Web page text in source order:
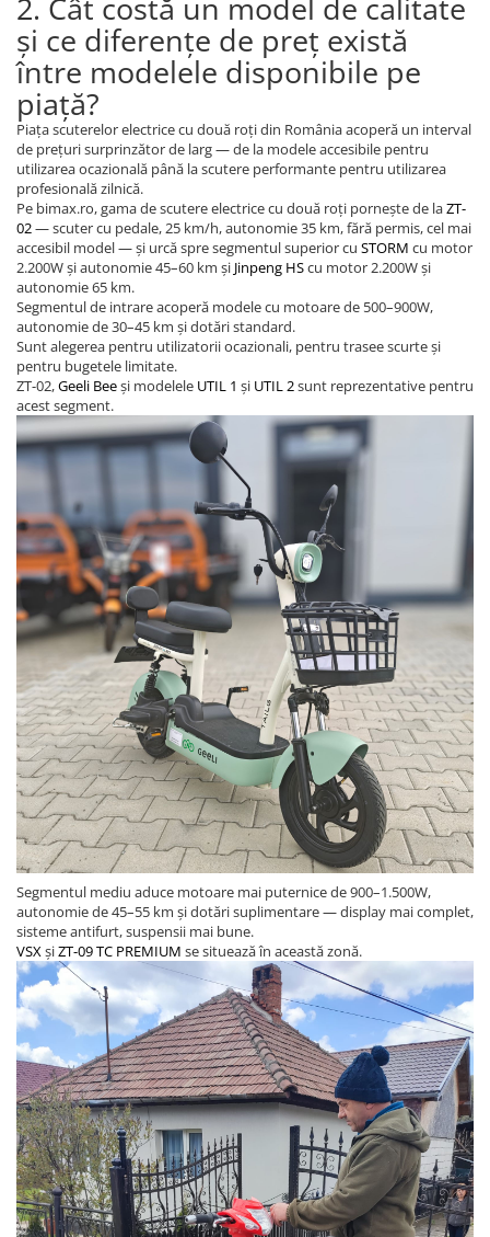
Piese Xiaomi Scooter 5 PLUS
Piese Xiaomi Scooter 5 PRO
Piese Xiaomi Scooter 5 MAX
Piese Xiaomi Scooter 6 PRO
Piese Xiaomi Scooter 6 MAX
Piese Xiaomi Scooter 6
Scooter 4 Lite
Accesorii Trotinete
Piese Segway/Ninebot
ES1, ES2, ES3
Ninebot Segway ZT3 PRO
Piese de Schimb
Senzori Pedelec
Becuri
Piese Hoverboard
Piese masinute electrice copii
Franare
Relee
Pedale si accesorii
Mecanica
Conectori - Sigurante
Spite
Tranzistori Mosfet - Senzori
Invertor tensiune
Piese Trotineta Electrica - grupate
pe Brand
Piese tricicluri electrice univerale
Piese Trotinete Electrice
Universale
Piese Scutere Electrice universale
Incarcatoare
Acceleratii
Acumulatori
Anvelope si camere
Controllere
Display / Bord
Motoare
Piese grupate pe Producator
Accesorii
2. Cât costă un model de calitate
și ce diferențe de preț există
între modelele disponibile pe
piață?
Piața scuterelor electrice cu două roți din România acoperă un interval
de prețuri surprinzător de larg — de la modele accesibile pentru
utilizarea ocazională până la scutere performante pentru utilizarea
profesională zilnică.
Pe bimax.ro, gama de scutere electrice cu două roți pornește de laZT-
02— scuter cu pedale, 25 km/h, autonomie 35 km, fără permis, cel mai
accesibil model — și urcă spre segmentul superior cu STORM cu motor
2.200W și autonomie 45–60 km și Jinpeng HScu motor 2.200W și
autonomie 65 km.
Segmentul de intrare acoperă modele cu motoare de 500–900W,
autonomie de 30–45 km și dotări standard.
Sunt alegerea pentru utilizatorii ocazionali, pentru trasee scurte și
pentru bugetele limitate.
ZT-02,Geeli Beeși modelele UTIL 1 și UTIL 2sunt reprezentative pentru
acest segment.
Segmentul mediu aduce motoare mai puternice de 900–1.500W,
autonomie de 45–55 km și dotări suplimentare — display mai complet,
sisteme antifurt, suspensii mai bune.
VSXșiZT-09 TC PREMIUM se situează în această zonă.